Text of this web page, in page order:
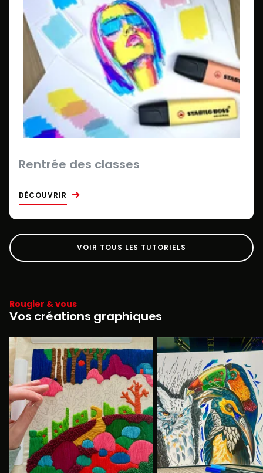
Rentrée des classes
DÉCOUVRIR
VOIR TOUS LES TUTORIELS
Rougier & vous
Vos créations graphiques